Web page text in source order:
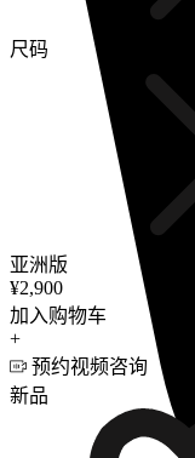
尺码
亚洲版
¥2,900
加入购物车
+
预约视频咨询
新品